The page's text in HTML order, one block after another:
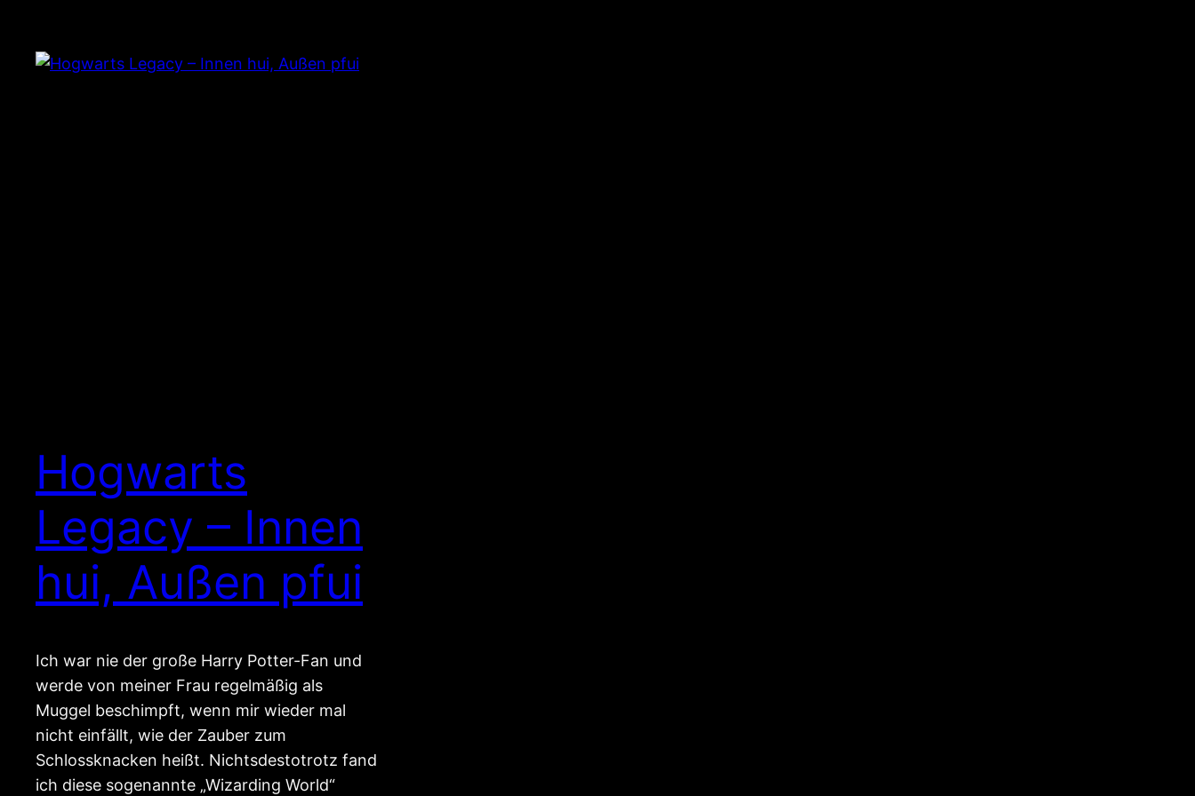
Hogwarts
Legacy – Innen
hui, Außen pfui
Ich war nie der große Harry Potter-Fan und
werde von meiner Frau regelmäßig als
Muggel beschimpft, wenn mir wieder mal
nicht einfällt, wie der Zauber zum
Schlossknacken heißt. Nichtsdestotrotz fand
ich diese sogenannte „Wizarding World“